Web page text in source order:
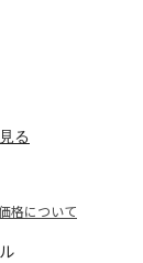
る
格について